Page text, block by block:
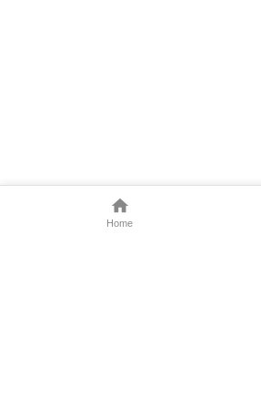
Home